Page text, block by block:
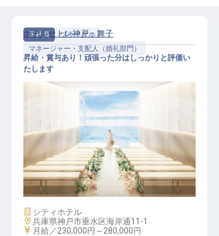
正社員
ブライダル
マネージャー・支配人（婚礼部門）
ウェディングプランナー・マネージ
ャー候補
ホテルセトレ神戸・舞子
昇給・賞与あり！頑張った分はしっかりと評価い
たします
施設業態
シティホテル
勤務地
兵庫県神戸市垂水区海岸通11-1
給与
月給／230,000円～ 280,000円